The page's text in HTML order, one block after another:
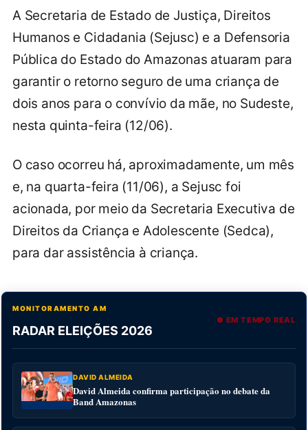
A Secretaria de Estado de Justiça, Direitos
Humanos e Cidadania (Sejusc) e a Defensoria
Pública do Estado do Amazonas atuaram para
garantir o retorno seguro de uma criança de
dois anos para o convívio da mãe, no Sudeste,
nesta quinta-feira (12/06).
O caso ocorreu há, aproximadamente, um mês
e, na quarta-feira (11/06), a Sejusc foi
acionada, por meio da Secretaria Executiva de
Direitos da Criança e Adolescente (Sedca),
para dar assistência à criança.
MONITORAMENTO AM
RADAR ELEIÇÕES 2026
● EM TEMPO REAL
DAVID ALMEIDA
David Almeida confirma participação no debate da
Band Amazonas